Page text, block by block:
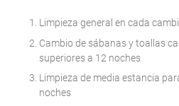
Limpieza general en cada
Cambio de sábanas y toallas
superiores a 12 noches
Limpieza de media estancia
noches